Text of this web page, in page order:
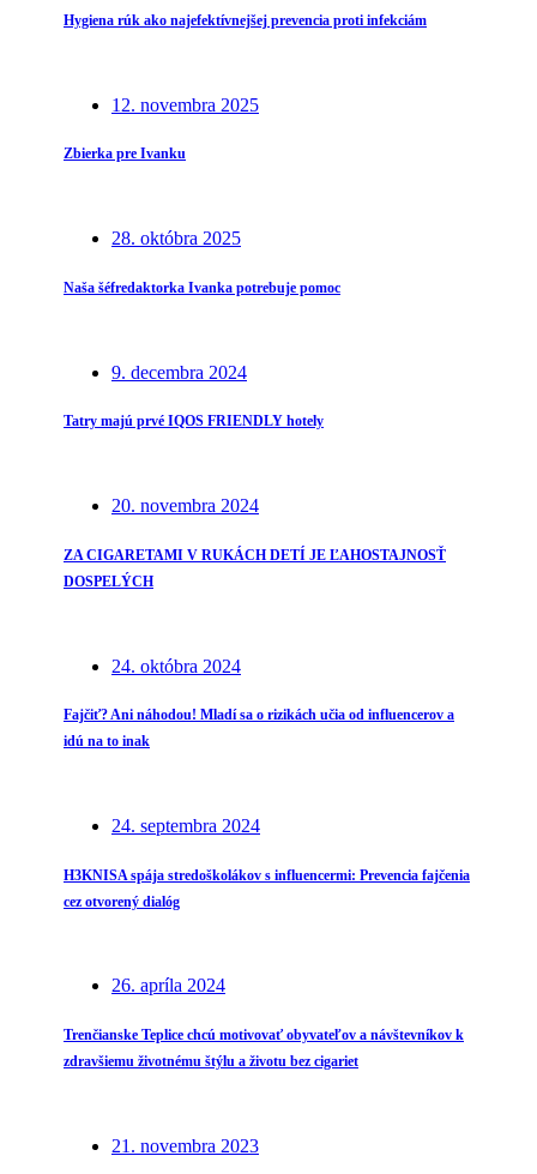
Hygiena rúk ako najefektívnejšej prevencia proti infekciám
12. novembra 2025
Zbierka pre Ivanku
28. októbra 2025
Naša šéfredaktorka Ivanka potrebuje pomoc
9. decembra 2024
Tatry majú prvé IQOS FRIENDLY hotely
20. novembra 2024
ZA CIGARETAMI V RUKÁCH DETÍ JE ĽAHOSTAJNOSŤ
DOSPELÝCH
24. októbra 2024
Fajčiť? Ani náhodou! Mladí sa o rizikách učia od influencerov a
idú na to inak
24. septembra 2024
H3KNISA spája stredoškolákov s influencermi: Prevencia fajčenia
cez otvorený dialóg
26. apríla 2024
Trenčianske Teplice chcú motivovať obyvateľov a návštevníkov k
zdravšiemu životnému štýlu a životu bez cigariet
21. novembra 2023